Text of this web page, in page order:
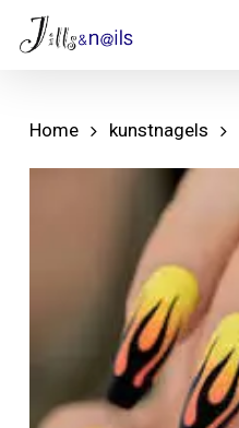
Skip
Home kunstnagels